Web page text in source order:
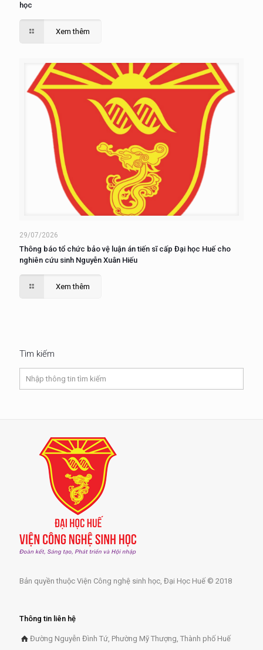
học
Xem thêm
29/07/2026
Thông báo tổ chức bảo vệ luận án tiến sĩ cấp Đại học Huế cho
nghiên cứu sinh Nguyễn Xuân Hiếu
Xem thêm
Tìm kiếm
Bản quyền thuộc Viện Công nghệ sinh học, Đại Học Huế © 2018
Thông tin liên hệ
Đường Nguyễn Đình Tứ, Phường Mỹ Thượng, Thành phố Huế